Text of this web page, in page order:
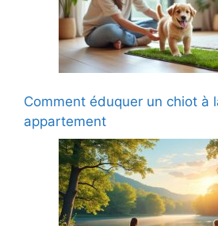
Comment éduquer un chiot à
appartement